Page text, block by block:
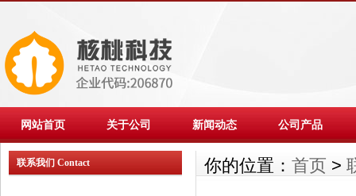
网站首页 关于公司 新闻动态 公司产品
联系我们 Contact 你的位置： 首页 >